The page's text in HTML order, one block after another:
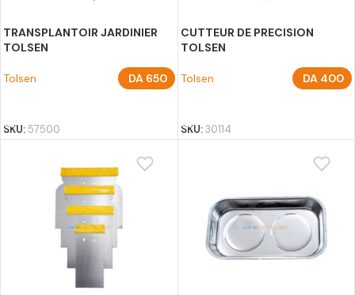
TRANSPLANTOIR JARDINIER
TOLSEN
Tolsen DA650
SKU: 57500
CUTTEUR DE PRECISION
TOLSEN
Tolsen DA 400
SKU:30114